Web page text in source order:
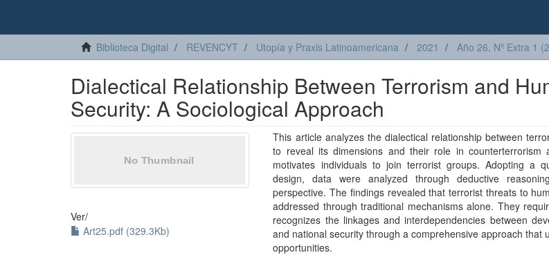
Biblioteca Digital REVENCYT Utopía y Praxis Latinoamericana 2021 Año 26, Nº Extra 1
Dialectical Relationship Between Terrorism and
Security: A Sociological Approach
Ver/
Art25.pdf (329.3Kb)
This article analyzes the dialectical relationship between
to reveal its dimensions and their role in counterterrorism
motivates individuals to join terrorist groups. Adopting a
design, data were analyzed through deductive
perspective. The findings revealed that terrorist threats to
addressed through traditional mechanisms alone. They
recognizes the linkages and interdependencies between
and national security through a comprehensive approach that
opportunities.